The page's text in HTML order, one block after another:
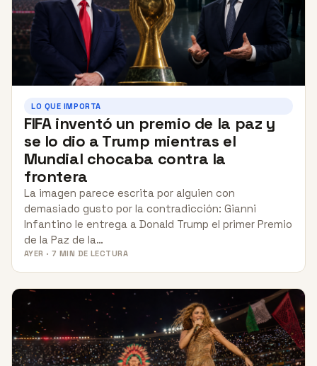
LO QUE IMPORTA
FIFA inventó un premio de la paz y
se lo dio a Trump mientras el
Mundial chocaba contra la
frontera
La imagen parece escrita por alguien con
demasiado gusto por la contradicción: Gianni
Infantino le entrega a Donald Trump el primer Premio
de la Paz de la…
AYER · 7 MIN DE LECTURA